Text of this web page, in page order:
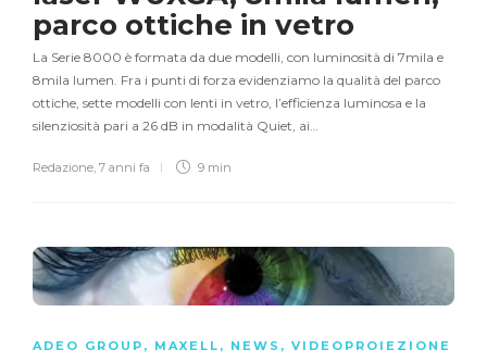
parco ottiche in vetro
La Serie 8000 è formata da due modelli, con luminosità di 7mila e
8mila lumen. Fra i punti di forza evidenziamo la qualità del parco
ottiche, sette modelli con lenti in vetro, l’efficienza luminosa e la
silenziosità pari a 26 dB in modalità Quiet, ai…
Redazione 7 anni fa 9 min
ADEO GROUP , MAXELL , NEWS , VIDEOPROIEZIONE